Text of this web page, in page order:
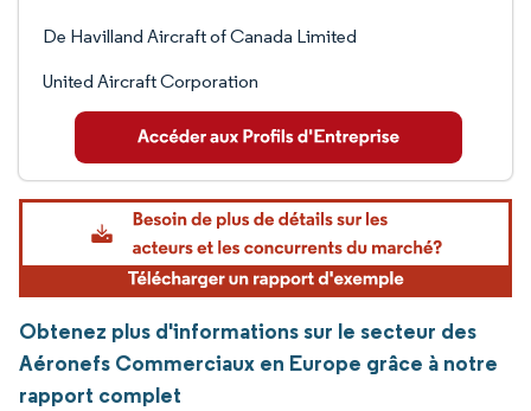
De Havilland Aircraft of Canada Limited
United Aircraft Corporation
Obtenez plus d'informations sur le secteur des
Aéronefs Commerciaux en Europe grâce à notre
rapport complet